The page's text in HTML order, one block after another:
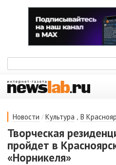
Новости / Культура , В
Творческая
пройдет в
«Норникеля»